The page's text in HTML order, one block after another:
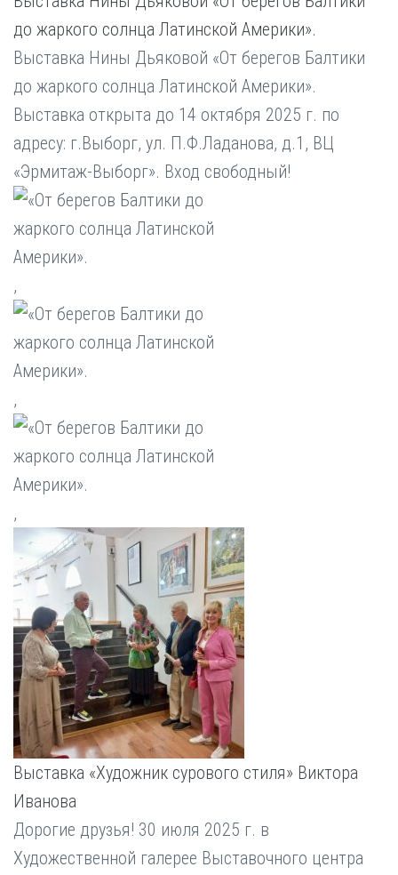
до жаркого солнца Латинской Америки».
Выставка Нины Дьяковой «От берегов Балтики
до жаркого солнца Латинской Америки».
Выставка открыта до 14 октября 2025 г. по
адресу: г.Выборг, ул. П.Ф.Ладанова, д.1, ВЦ
«Эрмитаж-Выборг». Вход свободный!
,
,
,
Выставка «Художник сурового стиля» Виктора
Иванова
Дорогие друзья! 30 июля 2025 г. в
Художественной галерее Выставочного центра